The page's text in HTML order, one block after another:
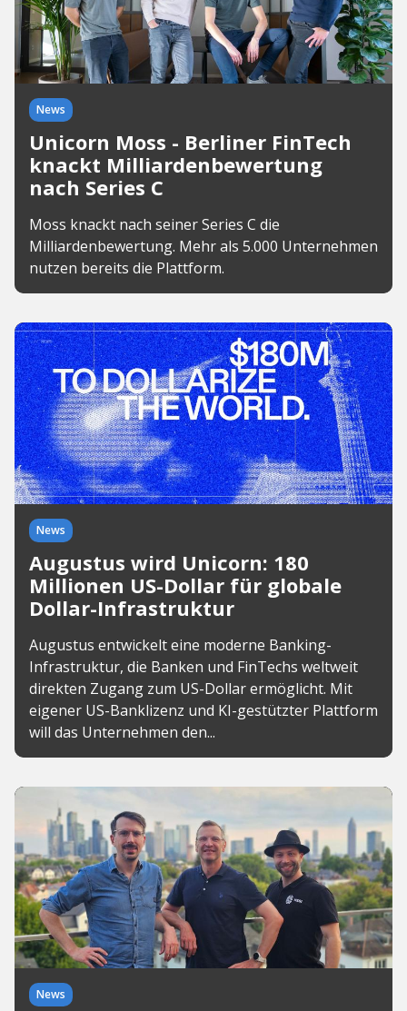
News
Unicorn Moss - Berliner FinTech
knackt Milliardenbewertung
nach Series C
Moss knackt nach seiner Series C die
Milliardenbewertung. Mehr als 5.000 Unternehmen
nutzen bereits die Plattform.
News
Augustus wird Unicorn: 180
Millionen US-Dollar für globale
Dollar-Infrastruktur
Augustus entwickelt eine moderne Banking-
Infrastruktur, die Banken und FinTechs weltweit
direkten Zugang zum US-Dollar ermöglicht. Mit
eigener US-Banklizenz und KI-gestützter Plattform
will das Unternehmen den...
News